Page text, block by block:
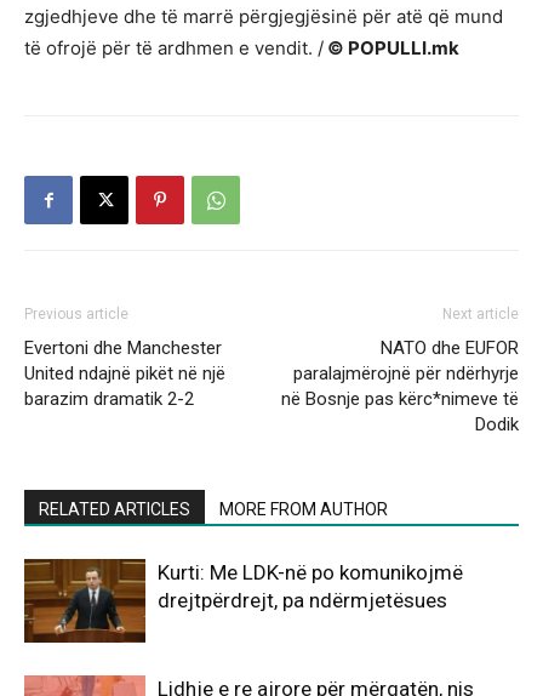
zgjedhjeve dhe të marrë përgjegjësinë për atë që mund
të ofrojë për të ardhmen e vendit. / © POPULLI.mk
Previous article
Evertoni dhe Manchester
United ndajnë pikët në një
barazim dramatik 2-2
Next article
NATO dhe EUFOR
paralajmërojnë për ndërhyrje
në Bosnje pas kërc*nimeve të
Dodik
RELATED ARTICLES MORE FROM AUTHOR
Kurti: Me LDK-në po komunikojmë
drejtpërdrejt, pa ndërmjetësues
Lidhje e re ajrore për mërgatën, nis